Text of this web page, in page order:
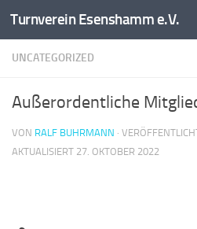
Zum Inhalt springen
Turnverein Esenshamm e.V.
UNCATEGORIZED
Außerordentliche
VON RALF BUHRMANN ·
AKTUALISIERT 27. OKTOBER 2022